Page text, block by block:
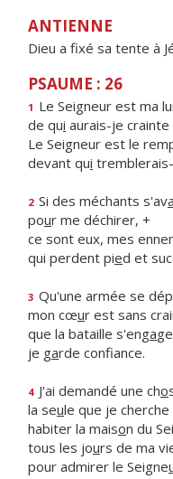
ANTIENNE
Dieu a fixé sa tente à
PSAUME : 26
1 Le Seigneur est ma
de qui aurais-je crainte
Le Seigneur est le
devant qui
2 Si des méchants s'ava
pour me déchirer, +
ce sont eux, mes
qui perdent pied et
3 Qu'une armée se
mon cœur est sans
que la bataille s'enga
je garde confiance.
4 J'ai demandé une cho
la seule que je cherche
habiter la maison du
tous les jours de ma
pour admirer le Seigne